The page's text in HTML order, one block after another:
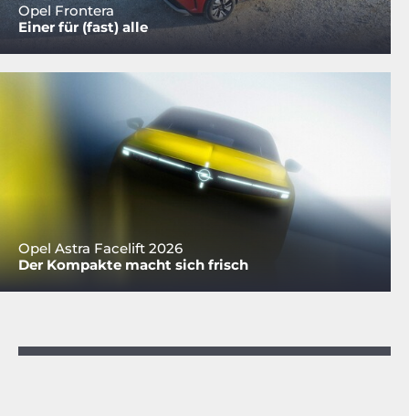
Opel Frontera
Einer für (fast) alle
Opel Astra Facelift 2026
Der Kompakte macht sich frisch